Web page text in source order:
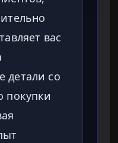
вас
детали со
покупки